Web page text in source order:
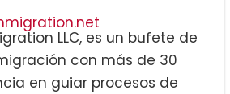
LLC, es un bufete de
con más de 30
en guiar procesos de